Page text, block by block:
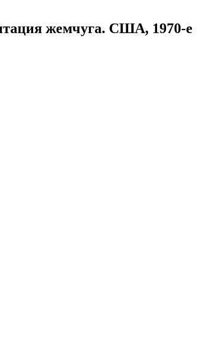
жемчуга. США, 1970-е